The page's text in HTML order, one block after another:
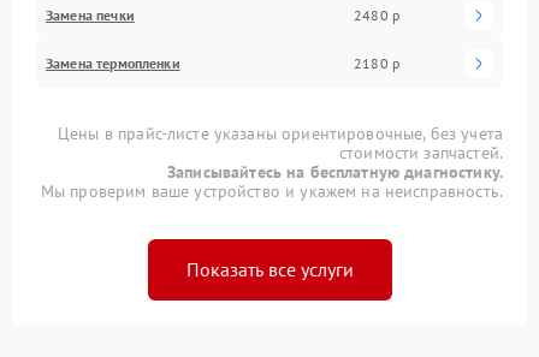
Замена печки 2480 р
Замена термопленки 2180 р
Цены в прайс-листе указаны ориентировочные, без учета
стоимости запчастей.
Записывайтесь на бесплатную диагностику.
Мы проверим ваше устройство и укажем на неисправность.
Показать все услуги